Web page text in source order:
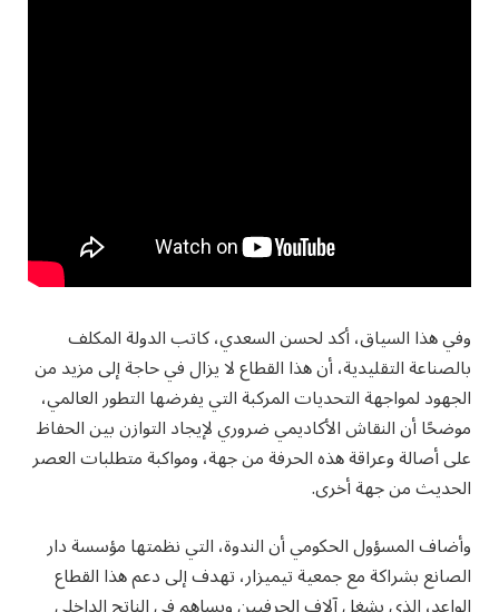
وفي هذا السياق، أكد لحسن السعدي، كاتب الدولة المكلف
بالصناعة التقليدية، أن هذا القطاع لا يزال في حاجة إلى مزيد من
الجهود لمواجهة التحديات المركبة التي يفرضها التطور العالمي،
موضحًا أن النقاش الأكاديمي ضروري لإيجاد التوازن بين الحفاظ
على أصالة وعراقة هذه الحرفة من جهة، ومواكبة متطلبات العصر
الحديث من جهة أخرى.
وأضاف المسؤول الحكومي أن الندوة، التي نظمتها مؤسسة دار
الصانع بشراكة مع جمعية تيميزار، تهدف إلى دعم هذا القطاع